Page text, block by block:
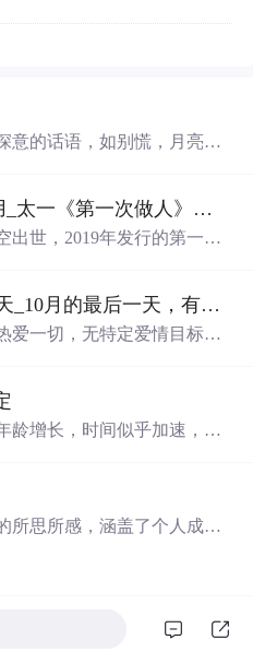
意的话语，如别慌，月亮也
人们在日常中寻找意义，保
世界中找到连接。
jquery click 第一次没用_太一《第一次做人》：我们都懂的那种疼和忍，多伤人也迷人...
出世，2019年发行的第一张
坚持。
vue获取当前月最后一天_10月的最后一天，有哪些不想谈恋爱适合发朋友圈的文案？...
爱一切，无特定爱情目标，
龄增长，时间似乎加速，对
2022年，作者希望快乐、
技能提升、旅行和阅读等
所思所感，涵盖了个人成